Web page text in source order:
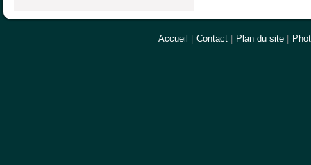
Accueil Contact Plan du site